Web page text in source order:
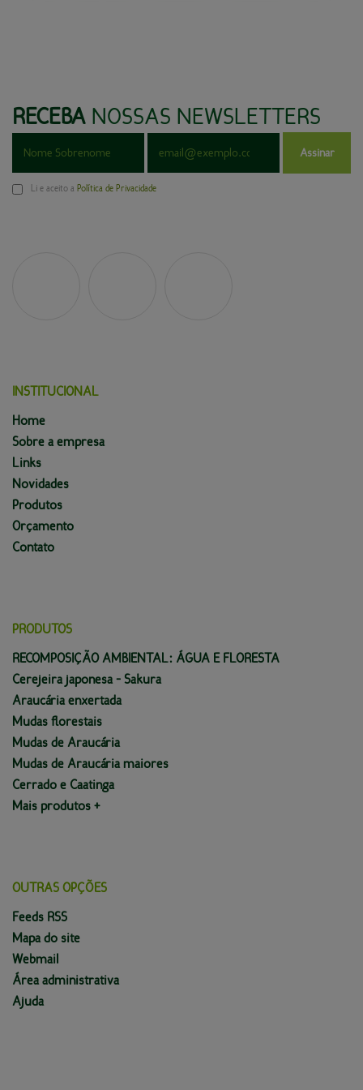
RECEBA NOSSAS NEWSLETTERS
Li e aceito a Política de Privacidade
Assinar
INSTITUCIONAL
Home
Sobre a empresa
Links
Novidades
Produtos
Orçamento
Contato
PRODUTOS
RECOMPOSIÇÃO AMBIENTAL: ÁGUA E FLORESTA
Cerejeira japonesa - Sakura
Araucária enxertada
Mudas florestais
Mudas de Araucária
Mudas de Araucária maiores
Cerrado e Caatinga
Mais produtos +
OUTRAS OPÇÕES
Feeds RSS
Mapa do site
Webmail
Área administrativa
Ajuda